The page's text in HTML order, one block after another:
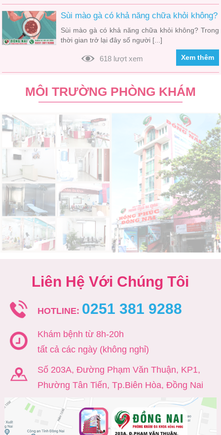
Sùi mào gà có khả năng chữa khỏi không?
Sùi mào gà có khả năng chữa khỏi không? Trong
thời gian trở lại đây số người [...]
618 lượt xem Xem thêm
MÔI TRƯỜNG PHÒNG KHÁM
Liên Hệ Với Chúng Tôi
HOTLINE: 0251 381 9288
Khám bệnh từ 8h-20h
tất cả các ngày (không nghỉ)
Số 203A, Đường Phạm Văn Thuận, KP1,
Phường Tân Tiến, Tp.Biên Hòa, Đồng Nai